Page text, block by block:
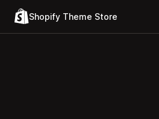
Shopify Theme Store